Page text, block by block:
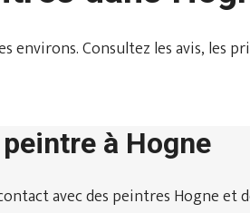
environs. Consultez les avis, les
à Hogne
avec des peintres Hogne et